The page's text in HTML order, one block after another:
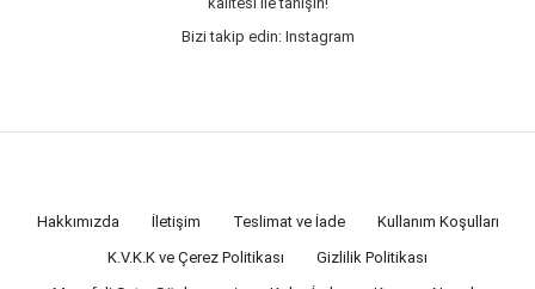
Bizi takip edin: Instagram
Hakkımızda İletişim Teslimat ve İade
Kullanım Koşulları
K.V.K.K ve Çerez Politikası
Gizlilik Politikası